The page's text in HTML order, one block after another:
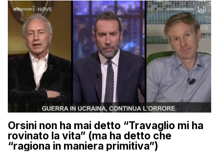
Orsini non ha mai detto “Travaglio mi ha
rovinato la vita” (ma ha detto che
“ragiona in maniera primitiva”)